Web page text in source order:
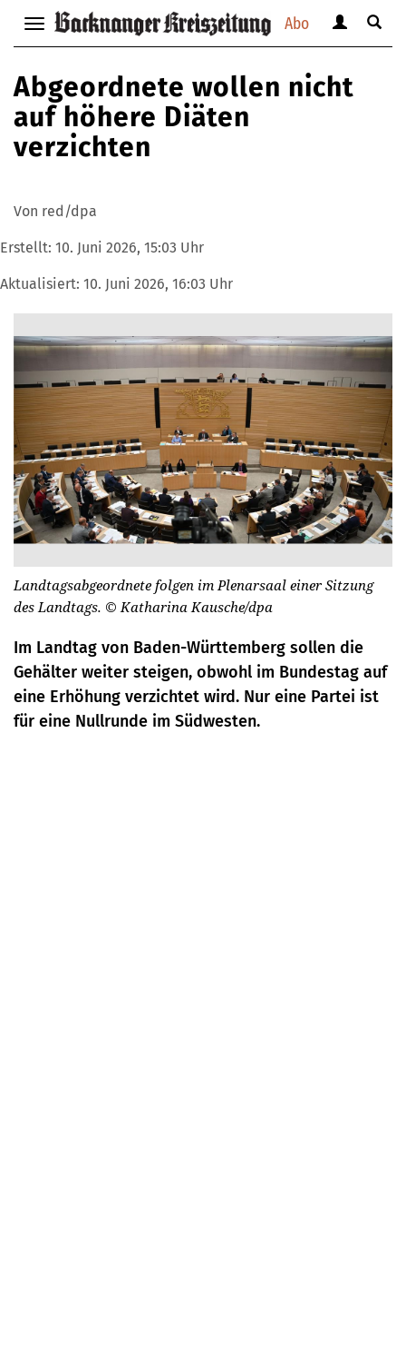
Abo
Navigation
anzeigen
verbergen
anzeigen
verbergen
Suche
Abgeordnete wollen nicht
auf höhere Diäten
verzichten
Von red/dpa
Erstellt: 10. Juni 2026, 15:03 Uhr
Aktualisiert: 10. Juni 2026, 16:03 Uhr
Landtagsabgeordnete folgen im Plenarsaal einer Sitzung
des Landtags. © Katharina Kausche/dpa
Im Landtag von Baden-Württemberg sollen die
Gehälter weiter steigen, obwohl im Bundestag auf
eine Erhöhung verzichtet wird. Nur eine Partei ist
für eine Nullrunde im Südwesten.